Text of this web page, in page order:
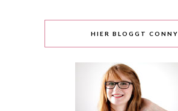
HIER BLOGGT CONNY